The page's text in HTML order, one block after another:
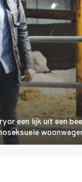
een lijk uit een
ruzie.